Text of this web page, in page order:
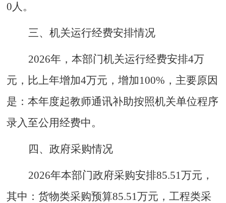
0人。
三、机关运行经费安排情况
2026年，本部门机关运行经费安排4万
元，比上年增加4万元，增加100%，主要原因
是：本年度起教师通讯补助按照机关单位程序
录入至公用经费中。
四、政府采购情况
2026年本部门政府采购安排85.51万元，
其中：货物类采购预算85.51万元，工程类采